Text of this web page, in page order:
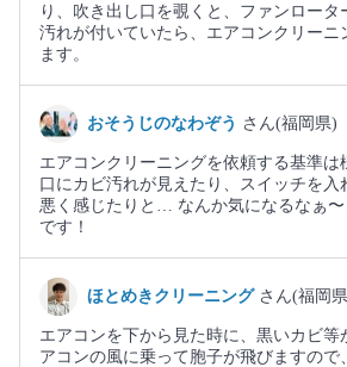
り、吹き出し口を覗くと、ファンロータ
汚れが付いていたら、エアコンクリーニ
ます。
おそうじのなわぞう さん(福岡県)
エアコンクリーニングを依頼する基準は
口にカビ汚れが見えたり、スイッチを入
悪く感じたりと… なんか気になるなぁ
です！
ほとめきクリーニング さん(福岡
エアコンを下から見た時に、黒いカビ等
アコンの風に乗って胞子が飛びますので